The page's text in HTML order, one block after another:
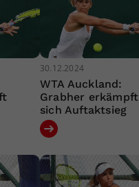
30.12.2024
WTA Auckland:
Grabher erkämpft
sich Auftaktsieg